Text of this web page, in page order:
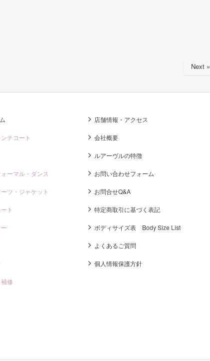
Next »
チコート
ーマル・ダンス
ツ・ジャケット
ト
修
店舗情報・アクセス
会社概要
ルアーヴルの特徴
お問い合わせフォーム
お問合せQ&A
特定商取引に基づく表記
ボディサイズ表 Body Size List
よくあるご質問
個人情報保護方針